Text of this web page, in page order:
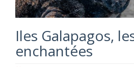
Iles Galapagos,
enchantées